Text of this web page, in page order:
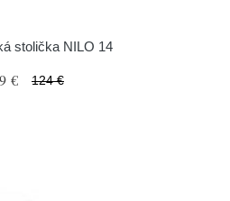
stolička NILO 14
€ 124 €